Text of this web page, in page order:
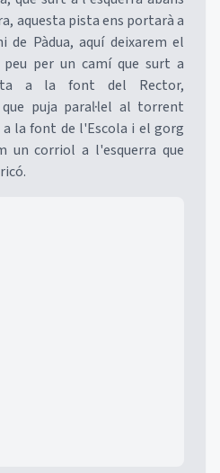
aquesta pista ens portarà a
Pàdua, aquí deixarem el
per un camí que surt a
a la font del Rector,
puja paral·lel al torrent
la font de l'Escola i el gorg
un corriol a l'esquerra que